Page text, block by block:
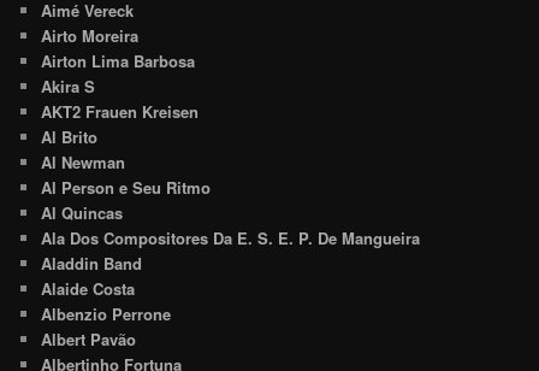
Aimé Vereck
Airto Moreira
Airton Lima Barbosa
Akira S
AKT2 Frauen Kreisen
Al Brito
Al Newman
Al Person e Seu Ritmo
Al Quincas
Ala Dos Compositores Da E. S. E. P. De Mangueira
Aladdin Band
Alaide Costa
Albenzio Perrone
Albert Pavão
Albertinho Fortuna